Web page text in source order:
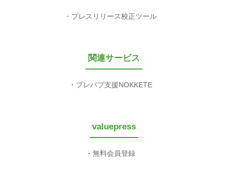
プレスリリース校正ツール
関連サービス
プレパブ支援NOKKETE
valuepress
無料会員登録